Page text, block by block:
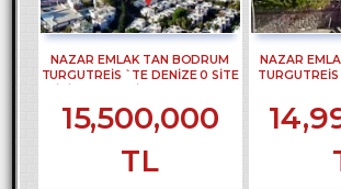
NAZAR EMLAK TAN BODRUM
TURGUTREİS `TE DENİZE 0 SİTE
15,500,000
TL
NAZAR